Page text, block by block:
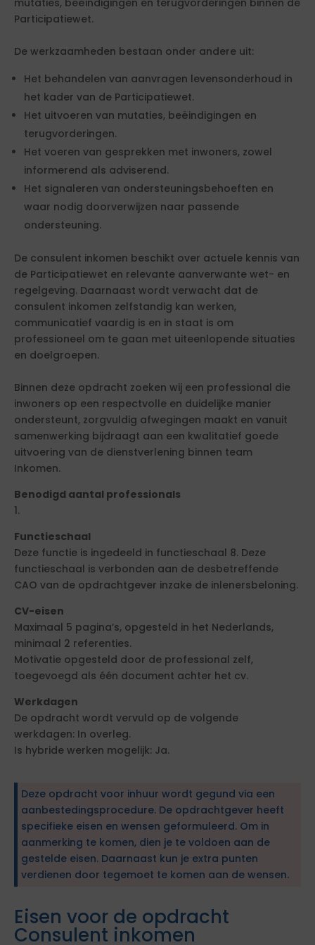
mutaties, beëindigingen en terugvorderingen binnen de
Participatiewet.
De werkzaamheden bestaan onder andere uit:
Het behandelen van aanvragen levensonderhoud in
het kader van de Participatiewet.
Het uitvoeren van mutaties, beëindigingen en
terugvorderingen.
Het voeren van gesprekken met inwoners, zowel
informerend als adviserend.
Het signaleren van ondersteuningsbehoeften en
waar nodig doorverwijzen naar passende
ondersteuning.
De consulent inkomen beschikt over actuele kennis van
de Participatiewet en relevante aanverwante wet- en
regelgeving. Daarnaast wordt verwacht dat de
consulent inkomen zelfstandig kan werken,
communicatief vaardig is en in staat is om
professioneel om te gaan met uiteenlopende situaties
en doelgroepen.
Binnen deze opdracht zoeken wij een professional die
inwoners op een respectvolle en duidelijke manier
ondersteunt, zorgvuldig afwegingen maakt en vanuit
samenwerking bijdraagt aan een kwalitatief goede
uitvoering van de dienstverlening binnen team
Inkomen.
Benodigd aantal professionals
1.
Functieschaal
Deze functie is ingedeeld in functieschaal 8. Deze
functieschaal is verbonden aan de desbetreffende
CAO van de opdrachtgever inzake de inlenersbeloning.
CV-eisen
Maximaal 5 pagina’s, opgesteld in het Nederlands,
minimaal 2 referenties.
Motivatie opgesteld door de professional zelf,
toegevoegd als één document achter het cv.
Werkdagen
De opdracht wordt vervuld op de volgende
werkdagen: In overleg.
Is hybride werken mogelijk: Ja.
Deze opdracht voor inhuur wordt gegund via een
aanbestedingsprocedure. De opdrachtgever heeft
specifieke eisen en wensen geformuleerd. Om in
aanmerking te komen, dien je te voldoen aan de
gestelde eisen. Daarnaast kun je extra punten
verdienen door tegemoet te komen aan de wensen.
Eisen voor de opdracht
Consulent inkomen